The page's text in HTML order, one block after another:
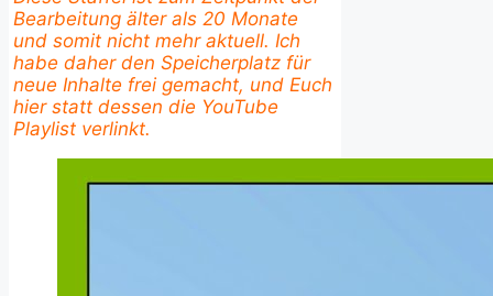
Bearbeitung älter als 20 Monate
und somit nicht mehr aktuell. Ich
habe daher den Speicherplatz für
neue Inhalte frei gemacht, und Euch
hier statt dessen die YouTube
Playlist verlinkt.